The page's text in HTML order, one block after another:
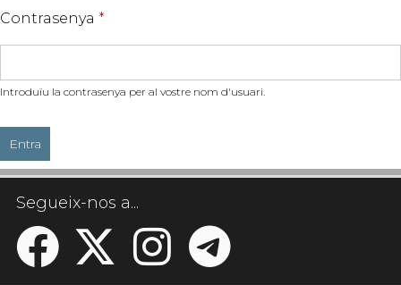
Contrasenya *
Introduïu la contrasenya per al vostre nom d'usuari.
Segueix-nos a...